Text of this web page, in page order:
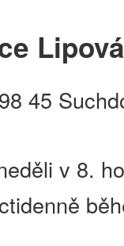
Lipová
45
v 8.